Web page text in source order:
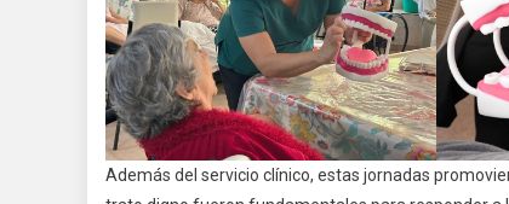
Además del servicio clínico, estas jornadas